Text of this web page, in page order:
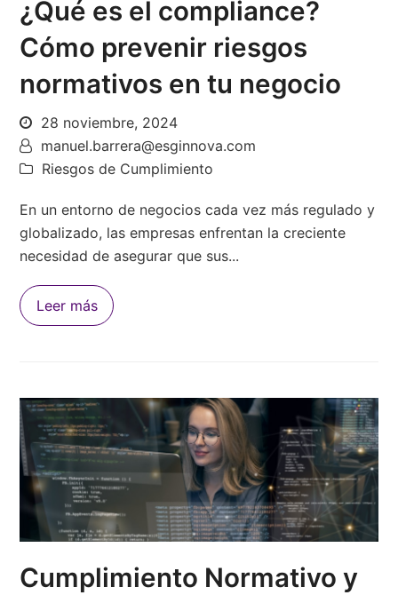
¿Qué es el compliance?
Cómo prevenir riesgos
normativos en tu negocio
28 noviembre, 2024
manuel.barrera@esginnova.com
Riesgos de Cumplimiento
En un entorno de negocios cada vez más regulado y
globalizado, las empresas enfrentan la creciente
necesidad de asegurar que sus...
Leer más
Cumplimiento Normativo y